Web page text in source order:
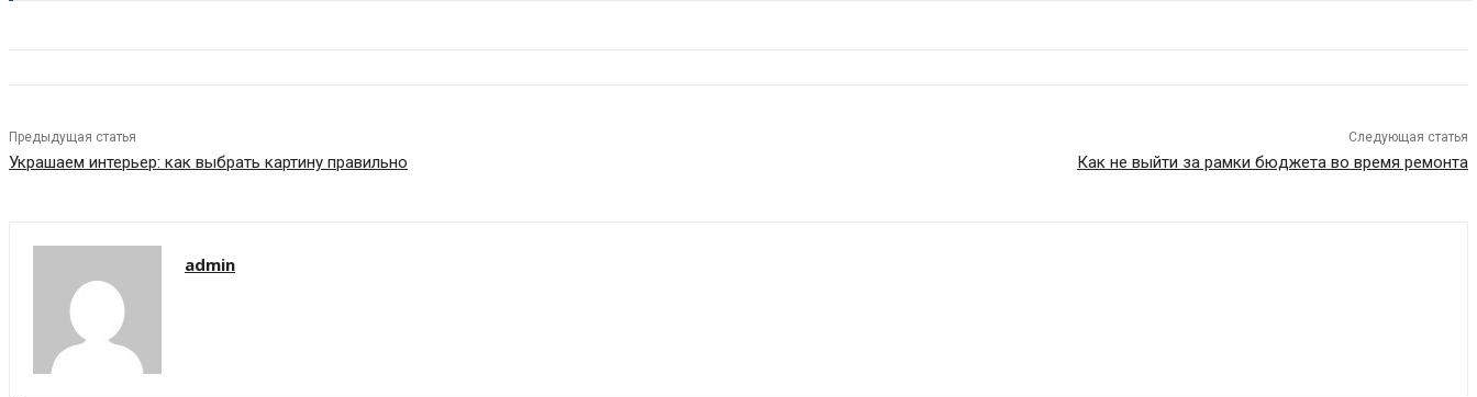
Предыдущая статья
Украшаем интерьер: как выбрать картину правильно
Следующая статья
Как не выйти за рамки бюджета во время ремонта
admin